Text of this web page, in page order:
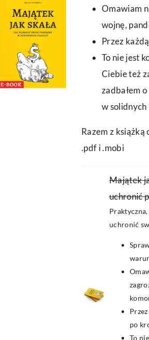
Omawiam
wojnę,
Przez
To nie jest
Ciebie też
zadbałem
w
Razem z
.pdf i .mobi
Majątek
uchronić
uchronić
po
To